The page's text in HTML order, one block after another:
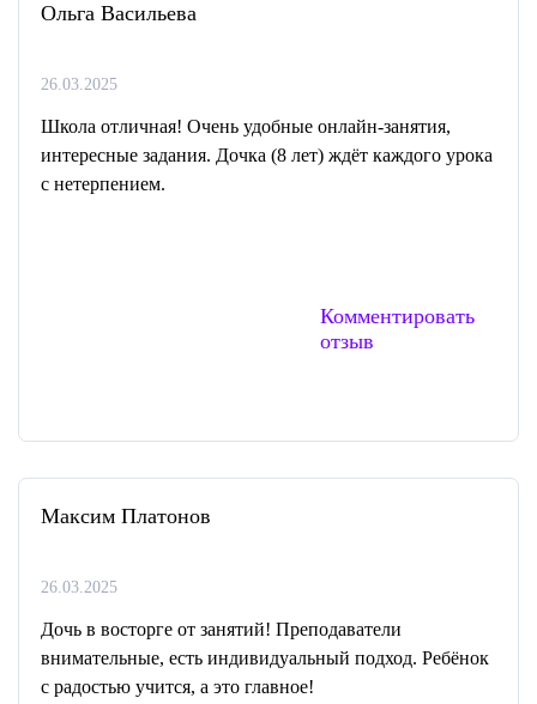
Ольга Васильева
26.03.2025
Школа отличная! Очень удобные онлайн-занятия,
интересные задания. Дочка (8 лет) ждёт каждого урока
с нетерпением.
Комментировать
отзыв
Максим Платонов
26.03.2025
Дочь в восторге от занятий! Преподаватели
внимательные, есть индивидуальный подход. Ребёнок
с радостью учится, а это главное!